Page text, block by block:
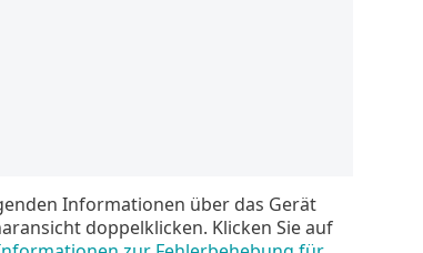
Informationen über das Gerät
doppelklicken. Klicken Sie auf